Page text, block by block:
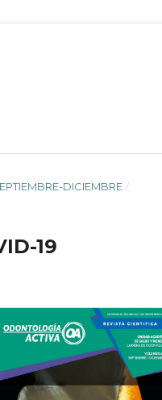
DICIEMBRE /
19